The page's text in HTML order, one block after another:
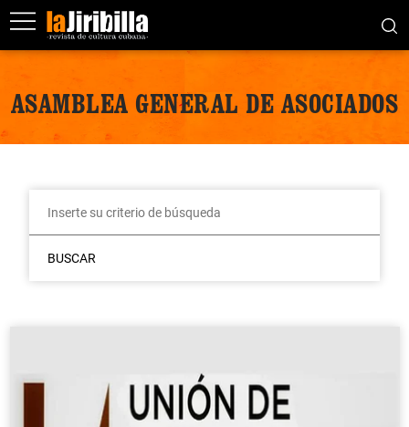
ASAMBLEA GENERAL DE ASOCIADOS
BUSCAR